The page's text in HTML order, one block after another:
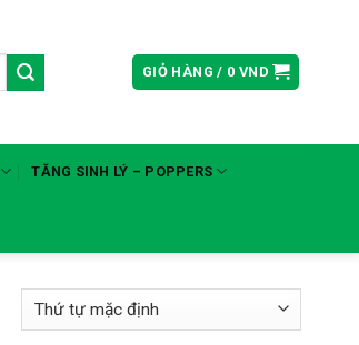
GIỎ HÀNG / 0 VND
TĂNG SINH LÝ – POPPERS